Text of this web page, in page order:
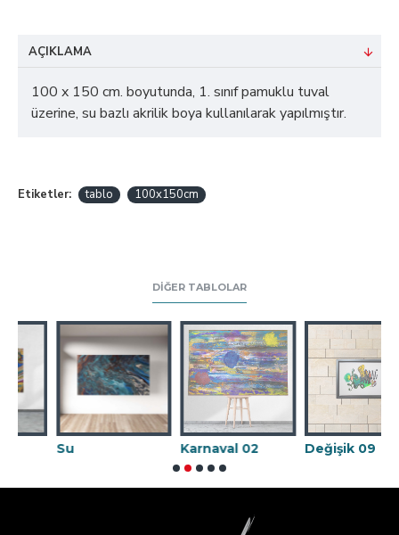
AÇIKLAMA
100 x 150 cm. boyutunda, 1. sınıf pamuklu tuval
üzerine, su bazlı akrilik boya kullanılarak yapılmıştır.
Etiketler: tablo 100x150cm
DIĞER TABLOLAR
Karnaval 02 Değişik 09